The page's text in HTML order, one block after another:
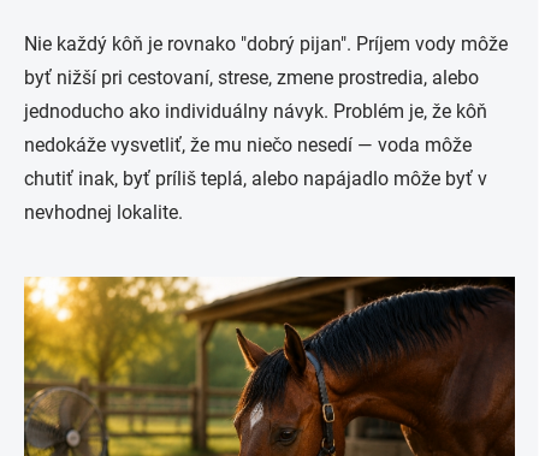
Nie každý kôň je rovnako "dobrý pijan". Príjem vody môže
byť nižší pri cestovaní, strese, zmene prostredia, alebo
jednoducho ako individuálny návyk. Problém je, že kôň
nedokáže vysvetliť, že mu niečo nesedí — voda môže
chutiť inak, byť príliš teplá, alebo napájadlo môže byť v
nevhodnej lokalite.